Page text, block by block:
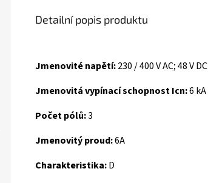
Detailní popis produktu
Jmenovité napětí:230 / 400 V AC; 48 V DC
Jmenovitá vypínací schopnost Icn:6 kA
Počet pólů:3
Jmenovitý proud:6A
Charakteristika:D